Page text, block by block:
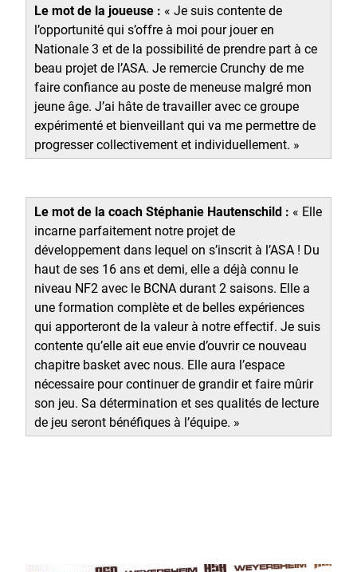
Le mot de la joueuse : « Je suis contente de
l’opportunité qui s’offre à moi pour jouer en
Nationale 3 et de la possibilité de prendre part à ce
beau projet de l’ASA. Je remercie Crunchy de me
faire confiance au poste de meneuse malgré mon
jeune âge. J’ai hâte de travailler avec ce groupe
expérimenté et bienveillant qui va me permettre de
progresser collectivement et individuellement. »
Le mot de la coach Stéphanie Hautenschild : « Elle
incarne parfaitement notre projet de
développement dans lequel on s’inscrit à l’ASA ! Du
haut de ses 16 ans et demi, elle a déjà connu le
niveau NF2 avec le BCNA durant 2 saisons. Elle a
une formation complète et de belles expériences
qui apporteront de la valeur à notre effectif. Je suis
contente qu’elle ait eue envie d’ouvrir ce nouveau
chapitre basket avec nous. Elle aura l’espace
nécessaire pour continuer de grandir et faire mûrir
son jeu. Sa détermination et ses qualités de lecture
de jeu seront bénéfiques à l’équipe. »